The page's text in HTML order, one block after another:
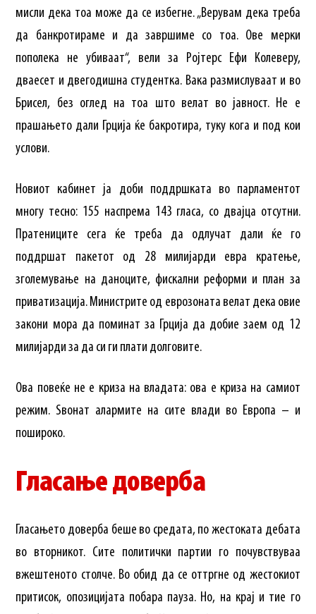
мисли дека тоа може да се избегне. „Верувам дека треба
да банкротираме и да завршиме со тоа. Ове мерки
пополека не убиваат“, вели за Ројтерс Ефи Колеверу,
дваесет и двегодишна студентка. Вака размислуваат и во
Брисел, без оглед на тоа што велат во јавност. Не е
прашањето дали Грција ќе бакротира, туку кога и под кои
услови.
Новиот кабинет ја доби поддршката во парламентот
многу тесно: 155 наспрема 143 гласа, со двајца отсутни.
Пратениците сега ќе треба да одлучат дали ќе го
поддршат пакетот од 28 милијарди евра кратење,
зголемување на даноците, фискални реформи и план за
приватизација. Министрите од еврозоната велат дека овие
закони мора да поминат за Грција да добие заем од 12
милијарди за да си ги плати долговите.
Ова повеќе не е криза на владата: ова е криза на самиот
режим. Ѕвонат алармите на сите влади во Европа – и
пошироко.
Гласање доверба
Гласањето доверба беше во средата, по жестоката дебата
во вторникот. Сите политички партии го почувствуваа
вжештеното столче. Во обид да се оттргне од жестокиот
притисок, опозицијата побара пауза. Но, на крај и тие го